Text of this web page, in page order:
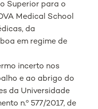
Superior para o
Medical School
da
em regime de
incerto nos
e ao abrigo do
da Universidade
n.º 577/2017, de